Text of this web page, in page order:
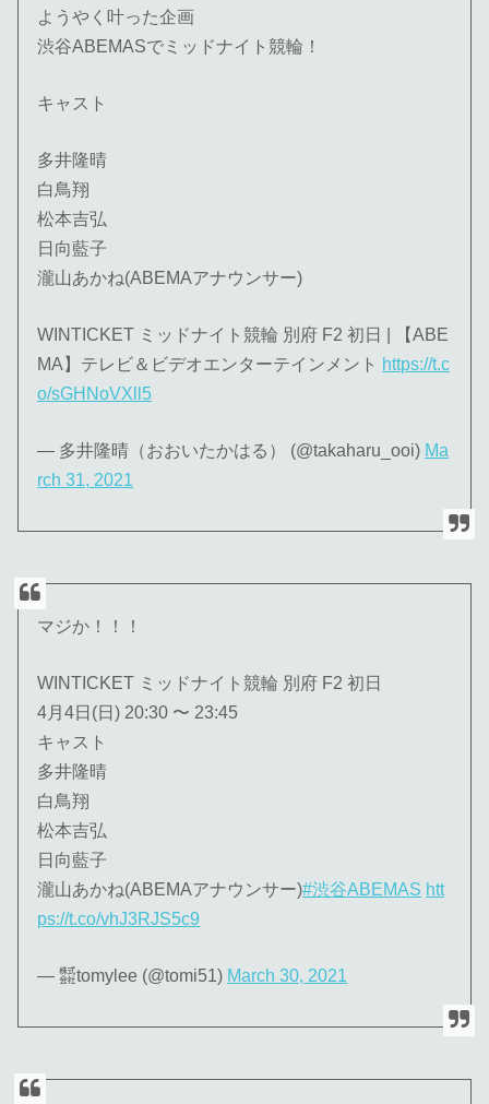
ようやく叶った企画
渋谷ABEMASでミッドナイト競輪！
キャスト
多井隆晴
白鳥翔
松本吉弘
日向藍子
瀧山あかね(ABEMAアナウンサー)
WINTICKET ミッドナイト競輪 別府 F2 初日 | 【ABE
MA】テレビ＆ビデオエンターテインメント https://t.c
o/sGHNoVXll5
— 多井隆晴（おおいたかはる） (@takaharu_ooi) Ma
rch 31, 2021
マジか！！！
WINTICKET ミッドナイト競輪 別府 F2 初日
4月4日(日) 20:30 〜 23:45
キャスト
多井隆晴
白鳥翔
松本吉弘
日向藍子
瀧山あかね(ABEMAアナウンサー)#渋谷ABEMAS htt
ps://t.co/vhJ3RJS5c9
— ㍿tomylee (@tomi51) March 30, 2021